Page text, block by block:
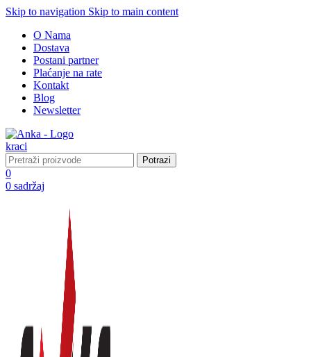
Skip to navigation Skip to main content
O Nama
Dostava
Postani partner
Plaćanje na rate
Kontakt
Blog
Newsletter
Potrazi
0
0 sadržaj